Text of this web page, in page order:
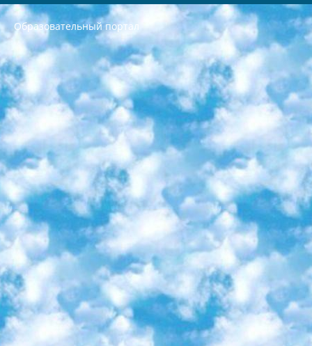
Образовательный портал
РЕСПУБЛИКА УЗБЕКИСТАН МИНИСТРЕРСТВО ДОШКОЛЬНОГО И ШКОЛЬНОГО ОБРАЗОВАНИЯ КОМАНДА в общеобразовательных учреждениях в 2023-2024 учебном году организация и проведение итоговой государственной аттестации обучающихся о Министра дошкольного и школьного образования Республики Узбекистан от 4 марта 2008 года (постановлением Минюста от 20 марта 2008 года № 1778 государственной регистрации) «Итоговое состояние учащихся общего среднего образования на основании положения об утверждении положения об аттестации общего среднего образования выпускной экзамен студентов в образовательных учреждениях в 2023-2024 учебном году В целях организации и прохождения аттестации приказываю: 1. Следующее: перечень предметов, по которым будет проводиться итоговая государственная аттестация и экзамен формы перевода согласно приложению 1; сертификаты международного образца, оценивающие уровень владения иностранными языками перечень согласно приложению 2; 2. Педагогический при специализированных образовательных учреждениях. научно-практический центр квалификации и международной оценки (Д.Давидова) 2024 г. До 25 марта: задания по предметам, по которым будет проводиться итоговая аттестация разработка и утверждение технических условий; итоговая аттестация на основании разработанного предметного задания разработка вопросов по предметам (устно и письменно), экзамен передача; общеобразовательные средние школы и специальные учебные заведения учащиеся выпускных классов школ и интернатов в агентской системе подготовка базы данных экзаменационных материалов и критериев оценки; перевод базы экзаменационных материалов на все языки обучения подать в Республиканский образовательный центр для изготовления; варианты экзаменов на основе разработанных контрольных материалов пусть будут поставлены задачи формирования. 3. Республиканский образовательный центр (Ш.Худайкулов) до 5 апреля 2024 года. до: база данных предоставленных экзаменационных материалов на все языки обучения перевод и экспертиза; для слепых, слабовидящих, глухих, слабослышащих и умственно отсталых детей учащиеся выпускных классов специализированных школ и школ-интернатов база данных экзаменационных материалов на всех преподаваемых языках подготовка критериев оценки; специализированные школы для умственно отсталых детей и технологии для учащихся выпускных классов школ-интернатов разработка соответствующих рекомендаций и критериев проведения ЕГЭ по естествознанию давать задания. 4. Педагогический при специализированных образовательных учреждениях. Научно-практический центр навыков и международной оценки (Д.Давидова), Республика образовательный центр (Худайкулов Ш.) итоговый государственный аттестационный экзамен ориентирован на творческое и логическое мышление при подготовке базы материалов учитывать введение заданий. 5. Следует отметить, что: сертификат государственного образца о знании общеобразовательного предмета и как минимум национальный уровень B1 по предметам на иностранных языках, указанным в Приложении 2. или международно признанный сертификат эквивалентного уровня студенты, изучающие определенный предмет, освобождаются от экзамена; по соответствующим предметам запланирована итоговая государственная аттестация за день до дня, путем жеребьевки Рабочей группой (в письменной форме по предметам, проводимым в форме) из числа сформированных вариантов выбрано 2 варианта; 2 выбранных варианта экзамена анонсированы на официальном сайте министерства и все выпускники по всей стране на основе этих вариантов проводит итоговую государственную аттестацию. 6. Государственное образование учащихся средних общеобразовательных учреждений. знания в соответствии с квалификационными требованиями, которые необходимо приобрести на основании стандартов итоговый (выпускной) контроль для 9 и 11 классов в целях тестирования Экзамены (далее – экзамены) состоят из предметов, перечисленных в приложении 1. будет сделано. 7. Экзамены пройдут с 26 мая по 15 июня 2024 г. (кроме науки физического воспитания). 8. Физическая для учащихся 9 классов общесредних образовательных учреждений. Экзамены по предмету «Образование, квалификация медицина» 1-6 мая 2024 года. сотрудники перевести под присмотр (с отклонениями в физическом или умственном развитии) специализированная школа для детей, школы-интернаты и со сколиозом школы-интернаты санаторного типа для больных детей исключены). 9. Он был слепым, слабовидящим и имел нарушения опорно-двигательного аппарата. экзамены в специализированных школах и интернатах для детей должны проводиться исходя из требований, предъявляемых к общеобразовательным учреждениям (физкультура кроме науки). 10. Специализированная школа для глухих и слабослышащих детей. и экзамены в интернатах и быть реализован в виде письменного теста по математике. 11. Специальность для умственно отсталых детей. Для 9 класса Родной язык и литературное письмо Государственный язык (язык обучения – узбекский). для неклассов) написано Математическое письмо Письменная/устная история Узбекистана Физическое воспитание практично Итоговый контроль Для 11 класса Написание родного языка и литературы (эссе) Математическое письмо Узбекский язык (обучение на узбекском языке) не посещающее общее среднее образование для учреждений)/Образовательное учреждение выбор письменный и устный Иностранный язык письменный/устный Письменная/устная история Узбекистана *По выбору студента:  Химия  Физика  Основы государственного права  География 10 бесплатных образовательных ресурсов - Мы составили подборку онлайн-проектов с интерактивными упражнениями, видеолекциями и статьями. Они помогут вам обрести новые и освежить старые знания бесплатно. 1. «ИНТУИТ» Старейшая образовательная площадка Рунета. Здесь вы найдёте сотни текстовых и видеокурсов на десятки различных тем — от программирования до психологии. Многие курсы подготовлены российскими университетами и крупными международными компаниями вроде Intel и Microsoft. Самостоятельное обучение бесплатное, но желающие могут оплатить услуги персональных наставников. 2. «Смартия» знакомит с актуальными профессиями и подсказывает, как им обучаться. Выбрав заинтересовавшую вас специальность — SMM-специалист, фотограф, веб-дизайнер или другую, — увидите список необходимых для неё умений. Чтобы вы могли освоить их самостоятельно, для каждого умения площадка отображает подборку ссылок на учебные материалы. Хотя «Смартия» ориентируется на русскоязычную аудиторию, часть контента всё же доступна только на английском. 3. «Лекторий Физтеха» Проект Московского физико-технического института (Физтеха). С его помощью вы можете смотреть онлайн серии лекций, записанные на видео в этом вузе. В числе доступных предметов — физика, биология, химия, информационные технологии и другие. К некоторым лекциям администрация ресурса прилагает готовые конспекты, которые можно скачивать в PDF-формате. 4. ITMOcourses Онлайн-площадка Санкт-Петербургского национального исследовательского университета информационных технологий, механики и оптики (ИТМО). Ресурс предоставляет свободный доступ к курсам, разработанным в этом вузе. Каталог материалов разбит на четыре категории: «Оптические системы и технологии», «Приборостроение и робототехника», «Информационные технологии» и «Биотехнологии». Курсы состоят из видеолекций, интерактивных демонстраций и заданий. 5. «КиберЛенинка» Электронная научная библиотека открытого доступа. Каталог площадки регулярно обрастает текстами статей из различных научных изданий. Сгруппированные по журналам и рубрикам публикации можно читать онлайн или скачивать целиком в PDF-формате. Проект нацелен на популяризацию науки за счёт открытого доступа к качественной информации. 6. «ПостНаука» На этом ресурсе публикуют подборки видеолекций, составленные экспертами из разных отраслей и объединённые общими темами. Среди них, к примеру, есть серии «Биоинформатика и геномика», «Культура средневековой Скандинавии» и Cinema Studies о теории кино. Каждая подборка лекций — логически связанная история, рассказанная экспертом от первого лица. Кроме того, на сайте появляются научно-образовательные статьи и тесты на разные темы. 7. «Newочём» Команда проекта «Newочём» отбирает самые интересные тексты из англоязычных СМИ и переводит те из них, за которые голосуют участники сообщества «ВКонтакте». По большей части это научно-популярные статьи. Редакторы придумывают лишь заголовки, в остальном содержание переводов соответствует оригиналам. Полные тексты можно читать прямо в социальной сети. 8. InternetUrok Онлайн-база материалов по основным дисциплинам школьной программы. Информация на сайте структурирована по классам, предметам и темам (урокам). Каждый урок состоит из видеолекций и конспектов. Есть также интерактивные тренажёры и тесты для закрепления пройденного материала. Даже если вы давно окончили школу, возможность повторить программу старших классов всегда может пригодиться. 9. Edutainme Ещё один ресурс об образовании. В отличие от Newtonew, как мне кажется, Edutainme больше ориентируется на представителей индустрии: педагогов, предпринимателей, разработчиков образовательных проектов. Но и любой, кто просто стремится к саморазвитию, найдёт на сайте много полезного и интересного для себя. Например, информацию о новых курсах и образовательных сервисах. 10. Newtonew Онлайн-медиа об образовании и обучении в широком смысле. Авторы Newtonew пишут об инструментах, заведениях, тактиках и стратегиях, которые помогают учить других и получать новые знания самостоятельно. На этой площадке вы найдёте новости, обзоры, аналитические мат